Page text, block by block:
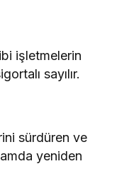
işletmelerin
sayılır.
sürdüren ve
yeniden